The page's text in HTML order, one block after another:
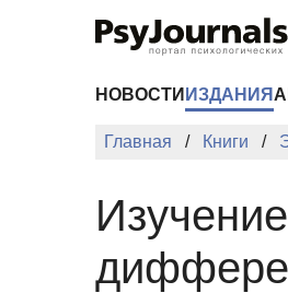
НОВОСТИ ИЗДАНИЯ
Главная Книги